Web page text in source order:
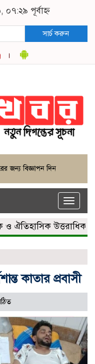
পূর্বাহ্ন
সার্চ করুন
Toggle
উত্তরাধিকারের
কাতার প্রবাসী